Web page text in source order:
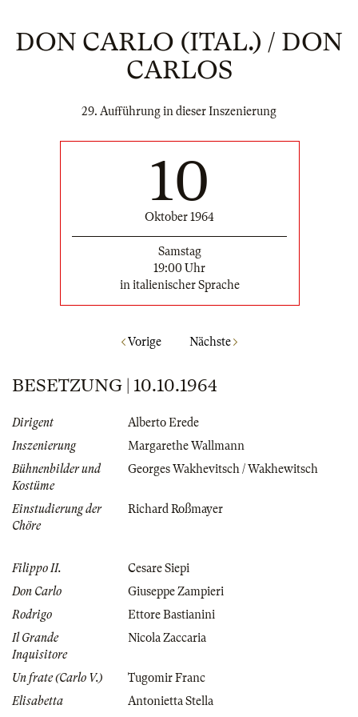
DON CARLO (ITAL.) / DON
CARLOS
29. Aufführung in dieser Inszenierung
10
Oktober 1964
Samstag
19:00 Uhr
in italienischer Sprache
Vorige Nächste
BESETZUNG | 10.10.1964
Dirigent
Alberto Erede
Inszenierung
Margarethe Wallmann
Bühnenbilder und
Kostüme
Georges Wakhevitsch / Wakhewitsch
Einstudierung der
Chöre
Richard Roßmayer
Filippo II.
Cesare Siepi
Don Carlo
Giuseppe Zampieri
Rodrigo
Ettore Bastianini
Il Grande
Inquisitore
Nicola Zaccaria
Un frate (Carlo V.)
Tugomir Franc
Elisabetta
Antonietta Stella